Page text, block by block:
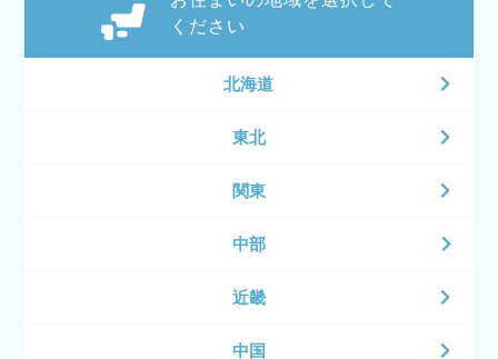
ください
北海道
東北
関東
中部
近畿
中国